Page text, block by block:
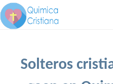
Solteros